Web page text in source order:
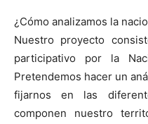
¿Cómo analizamos la
Nuestro proyecto
participativo por la
Pretendemos hacer un
fijarnos en las
componen nuestro